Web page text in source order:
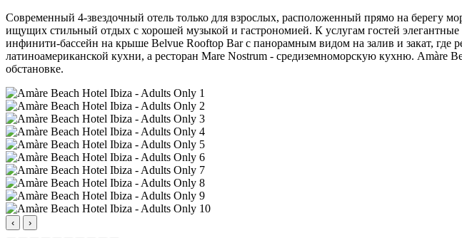
Современный 4-звездочный отель только для взрослых, расположенный прямо на берегу
ищущих стильный отдых с хорошей музыкой и гастрономией. К услугам гостей
инфинити-бассейн на крыше Belvue Rooftop Bar с панорамным видом на залив и закат, где
латиноамериканской кухни, а ресторан Mare Nostrum - средиземноморскую кухню.
обстановке.
‹ ›